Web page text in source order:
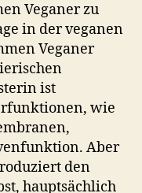
Veganer zu
in der veganen
Veganer
ist
wie
Aber
den
hauptsächlich